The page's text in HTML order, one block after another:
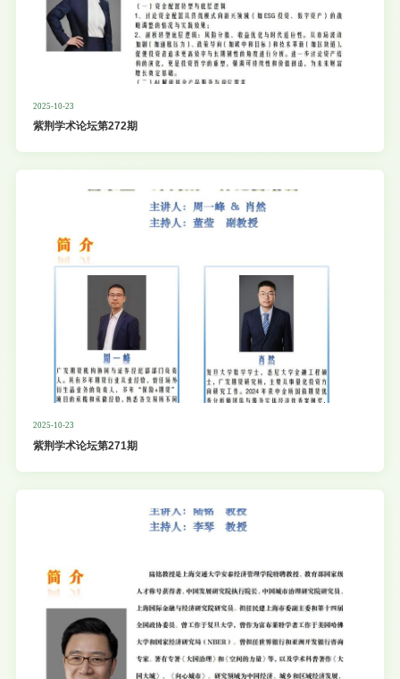
2025-10-23
紫荆学术论坛第272期
2025-10-23
紫荆学术论坛第271期